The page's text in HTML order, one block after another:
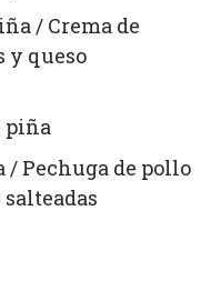
/ Crema de
y queso
piña
/ Pechuga de pollo